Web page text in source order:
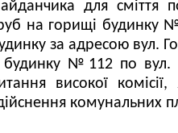
для сміття
на горищі будинку
за адресою вул.
№112 по вул.
високої
комунальних